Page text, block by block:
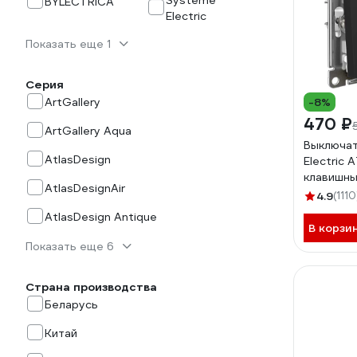
Electric
Показать еще 1
Серия
ArtGallery
ArtGallery Aqua
AtlasDesign
AtlasDesignAir
AtlasDesign Antique
Показать еще 6
Страна производства
Беларусь
Китай
-8%
470 ₽
Electric
4.9
В